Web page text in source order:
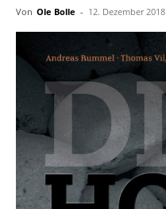
Von Ole Bolle - 12. Dezember 2018